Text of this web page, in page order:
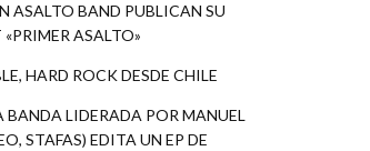
ASALTO BAND PUBLICAN SU
ASALTO»
HARD ROCK DESDE CHILE
BANDA LIDERADA POR MANUEL
STAFAS) EDITA UN EP DE